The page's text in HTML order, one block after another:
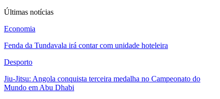
Últimas notícias
Economia
Fenda da Tundavala irá contar com unidade hoteleira
Desporto
Jiu-Jitsu: Angola conquista terceira medalha no Campeonato do
Mundo em Abu Dhabi